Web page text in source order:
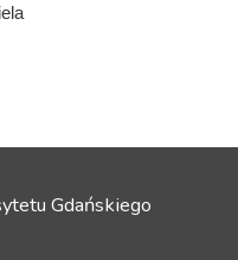
Gdańskiego